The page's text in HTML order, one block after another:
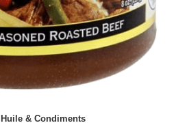
Huile & Condiments